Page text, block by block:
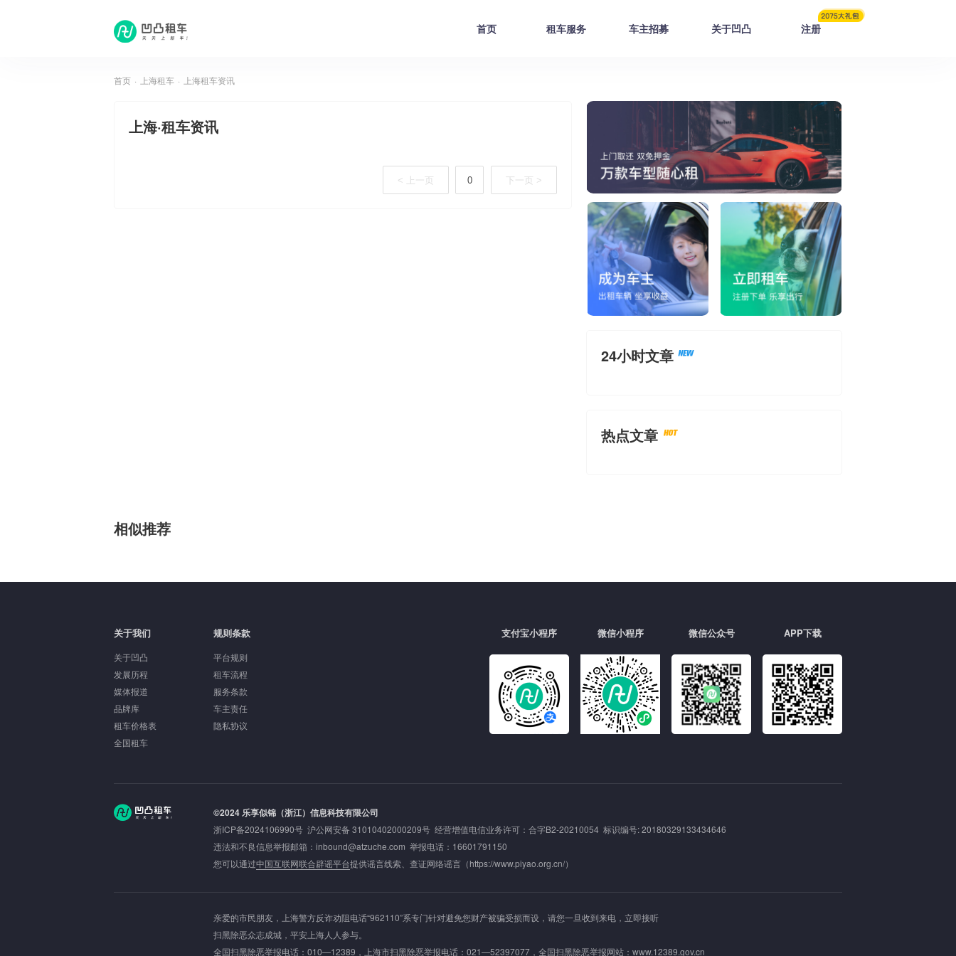
首页 租车服务 车主招募 关于凹凸 注册
首页 · 上海租车 · 上海租车资讯
上海·租车资讯
< 上一页 0 下一页 >
24小时文章
热点文章
相似推荐
关于我们
关于凹凸
发展历程
媒体报道
品牌库
租车价格表
全国租车
规则条款
平台规则
租车流程
服务条款
车主责任
隐私协议
支付宝小程序 微信小程序 微信公众号 APP下载
©2024 乐享似锦（浙江）信息科技有限公司
浙ICP备2024106990号 沪公网安备 31010402000209号 经营增值电信业务许可：合字B2-20210054 标识编号: 20180329133434646
违法和不良信息举报邮箱：inbound@atzuche.com 举报电话：16601791150
您可以通过中国互联网联合辟谣平台提供谣言线索、查证网络谣言（https://www.piyao.org.cn/）
亲爱的市民朋友，上海警方反诈劝阻电话“962110”系专门针对避免您财产被骗受损而设，请您一旦收到来电，立即接听
扫黑除恶众志成城，平安上海人人参与。
全国扫黑除恶举报电话：010—12389，上海市扫黑除恶举报电话：021—52397077，全国扫黑除恶举报网站： www.12389.gov.cn